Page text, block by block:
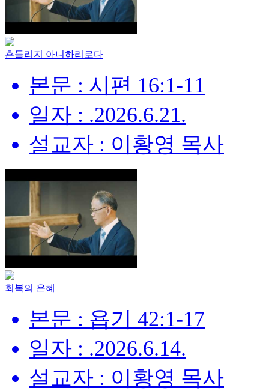
흔들리지 아니하리로다
본문 : 시편 16:1-11
일자 : .2026.6.21.
설교자 : 이황영 목사
회복의 은혜
본문 : 욥기 42:1-17
일자 : .2026.6.14.
설교자 : 이황영 목사